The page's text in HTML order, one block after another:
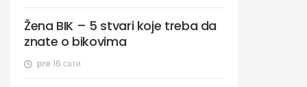
pre 16 сати
Žena BIK – 5 stvari koje treba da
znate o bikovima